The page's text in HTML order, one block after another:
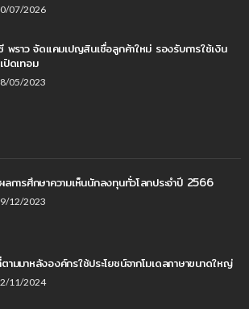
07/2026
พราว จัดแคมเปญสินเชื่อลูกค้าใหม่ รองรับการใช้เงิน
ปิดเทอม
05/2023
ลการศึกษาความเห็นนักลงทุนทั่วโลกประจำปี 2566
12/2023
ามมาหลังองค์กรใช้ประโยชน์จากโมเดลภาษาขนาดใหญ่
11/2024